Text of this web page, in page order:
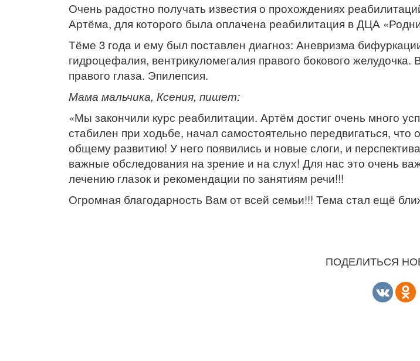
Очень радостно получать известия о прохождениях
Артёма, для которого была оплачена реабилитация в ДЦА
Тёме 3 года и ему был поставлен диагноз: Аневризма
гидроцефалия, вентрикуломегалия правого бокового
правого глаза. Эпилепсия.
Мама мальчика, Ксения, пишет:
«Мы закончили курс реабилитации. Артём достиг очень много
стабилен при ходьбе, начал самостоятельно передвигаться,
общему развитию! У него появились и новые слоги, и
важные обследования на зрение и на слух! Для нас это очень
лечению глазок и рекомендации по занятиям речи!!!
Огромная благодарность Вам от всей семьи!!! Тема стал ещё
ПОДЕЛИТЬСЯ